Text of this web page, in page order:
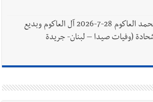
وفاة الحاجة غزالة محمد العاكوم 28-7-2026 آل العاكوم وبديع
(وفيات صيدا – لبنان- جريدة